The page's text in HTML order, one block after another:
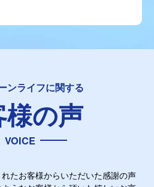
ンライフに関する
様の声
VOICE
たお客様からいただいた感謝の声